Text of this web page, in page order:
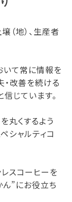
（地）、生産者
て常に情報を
・改善を続ける
じています。
丸くするよう
シャルティコ
スコーヒーを
ん”にお役立ち